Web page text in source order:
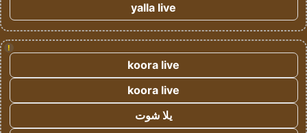
yalla live
!
koora live
koora live
يلا شوت